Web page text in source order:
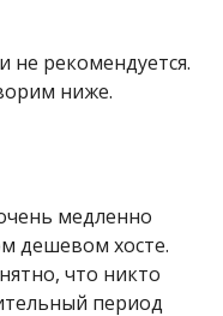
не рекомендуется.
ниже.
медленно
дешевом хосте.
что никто
период